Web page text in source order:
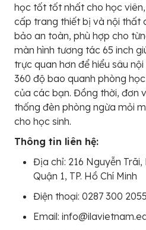
học tốt tốt nhất cho học
cấp trang thiết bị và nội thất
bảo an toàn, phù hợp cho
màn hình tương tác 65 inch
trực quan hơn để hiểu sâu
360 độ bao quanh phòng
của các bạn. Đồng thời, đơn
thống đèn phòng ngừa mỏi
cho học sinh.
Thông tin liên hệ:
Địa chỉ: 216 Nguyễn Trãi,
Quận 1, TP. Hồ Chí Minh
Điện thoại: 0287 300
Email: